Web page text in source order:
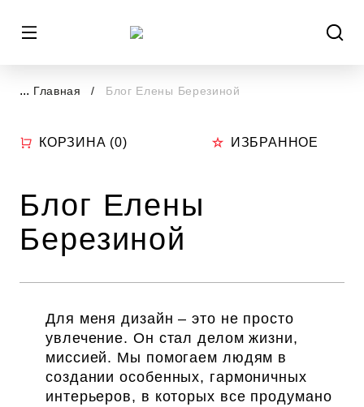
... Главная Блог Елены Березиной
КОРЗИНА (0) ИЗБРАННОЕ
Блог Елены
Березиной
Для меня дизайн – это не просто
увлечение. Он стал делом жизни,
миссией. Мы помогаем людям в
создании особенных, гармоничных
интерьеров, в которых все продумано